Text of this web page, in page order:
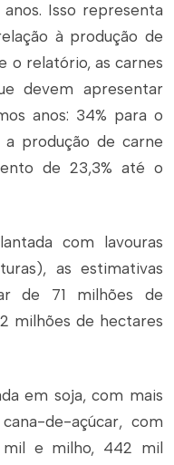
Isso representa
à produção de
o relatório, as carnes
devem apresentar
anos: 34% para o
a produção de carne
de 23,3% até o
com lavouras
as estimativas
de 71 milhões de
milhões de hectares
em soja, com mais
de-açúcar, com
e milho, 442 mil